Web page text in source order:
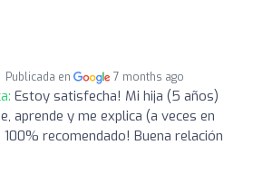
Publicada en 7 months ago
Estoy satisfecha! Mi hija (5 años)
aprende y me explica (a veces en
recomendado! Buena relación